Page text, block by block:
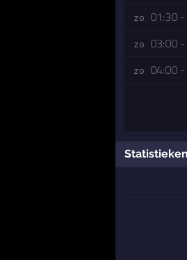
zo 01:30
zo 03:00
zo 04:00
Statistieken